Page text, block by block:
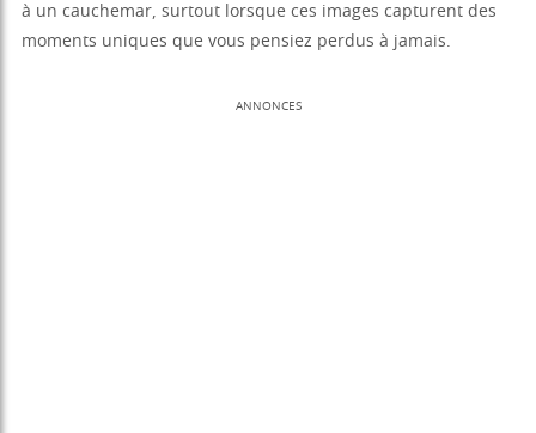
à un cauchemar, surtout lorsque ces images capturent des
moments uniques que vous pensiez perdus à jamais.
ANNONCES